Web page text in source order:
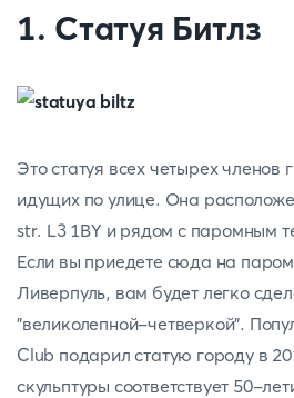
1. Статуя Битлз
Это статуя всех четырех членов
идущих по улице. Она
str. L3 1BY и рядом с паромным
Если вы приедете сюда на
Ливерпуль, вам будет легко
"великолепной-четверкой".
Club подарил статую городу в
скульптуры соответствует 50-